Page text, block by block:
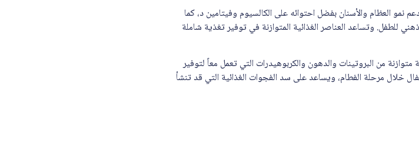
(2) 800 جرام يساعد على دعم نمو العظام والأسنان بفضل احتوائه على الكالسيوم وفيتامين د، كما
للطفل. وتساعد العناصر الغذائية المتوازنة في توفير تغذية شاملة
(2) 800 جرام يتميز بتركيبة متوازنة من البروتينات والدهون والكربوهيدرات التي تعمل معاً لتوفير
خلال مرحلة الفطام، ويساعد على سد الفجوات الغذائية التي قد تنشأ